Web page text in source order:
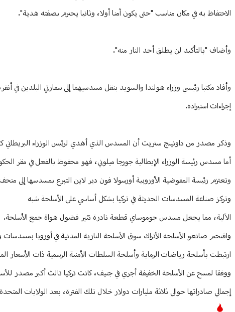
الاحتفاظ به في مكان مناسب "حتى يكون آمنا أولا، وثانيا يحترم بصفته هدية".
وأضاف "بالتأكيد لن يطلق أحد النار منه".
وأفاد مكتبا رئيسي وزراء هولندا والسويد بنقل مسدسيهما إلى سفارتي البلدين
إجراءات استيراده.
وذكر مصدر من داونينج ستريت أن المسدس الذي أهدي لرئيس الوزراء البريطاني كير
أما مسدس رئيسة الوزراء الإيطالية جورجا ميلوني، فهو محفوظ بالفعل في مقر
وتعتزم رئيسة المفوضية الأوروبية أورسولا فون دير لاين التبرع بمسدسها إلى
وتركز صناعة المسدسات الحديثة في تركيا بشكل أساسي على الأسلحة شبه
الآلية، مما يجعل مسدس جوموساي قطعة نادرة تثير فضول هواة جمع الأسلحة.
واقتحم صانعو الأسلحة الأتراك سوق الأسلحة النارية المدنية في أوروبا بمسدسات
ارتبطت بأسلحة رياضات الرماية وأسلحة السلطات الأمنية الرسمية ذات الأسعار
ووفقا لمسح عن الأسلحة الخفيفة أجري في جنيف، كانت تركيا ثالث أكبر مصدر للأسلحة الخفيفة في
إجمالي صادراتها حوالي ثلاثة مليارات دولار خلال تلك الفترة، بعد الولايات